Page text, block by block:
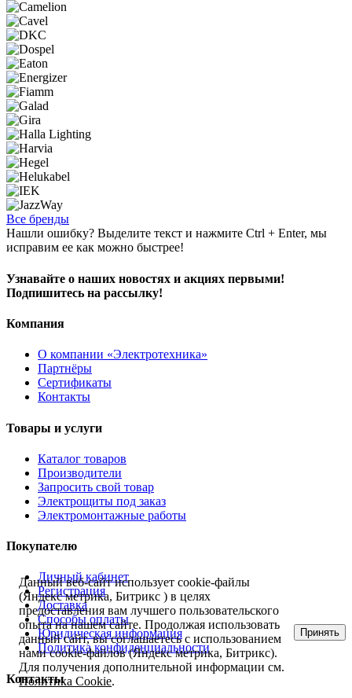
Все бренды
Нашли ошибку? Выделите текст и нажмите Ctrl + Enter, мы
исправим ее как можно быстрее!
Узнавайте о наших новостях и акциях первыми!
Подпишитесь на рассылку!
Компания
О компании «Электротехника»
Партнёры
Сертификаты
Контакты
Товары и услуги
Каталог товаров
Производители
Запросить свой товар
Электрощиты под заказ
Электромонтажные работы
Покупателю
Личный кабинет
Регистрация
Доставка
Способы оплаты
Юридическая информация
Политика конфиденциальности
Контакты
Данный веб-сайт использует cookie-файлы
(Яндекс метрика, Битрикс ) в целях
предоставления вам лучшего пользовательского
опыта на нашем сайте. Продолжая использовать
данный сайт, вы соглашаетесь с использованием
нами cookie-файлов (Яндекс метрика, Битрикс).
Для получения дополнительной информации см.
Политика Cookie.
Принять